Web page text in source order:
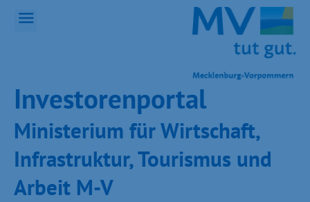
Inves­toren­por­tal
Ministeri­um für Wirt­schaft,
Infra­struk­tur, Tou­ris­mus und
Ar­beit M-V